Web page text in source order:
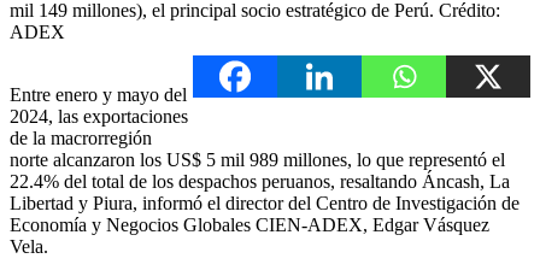
mil 149 millones), el principal socio estratégico de Perú. Crédito:
ADEX
Entre enero y mayo del
2024, las exportaciones
de la macrorregión
norte alcanzaron los US$ 5 mil 989 millones, lo que representó el
22.4% del total de los despachos peruanos, resaltando Áncash, La
Libertad y Piura, informó el director del Centro de Investigación de
Economía y Negocios Globales CIEN-ADEX, Edgar Vásquez
Vela.